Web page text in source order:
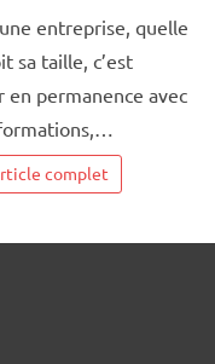
entreprise, quelle
sa taille, c’est
en permanence avec
complet